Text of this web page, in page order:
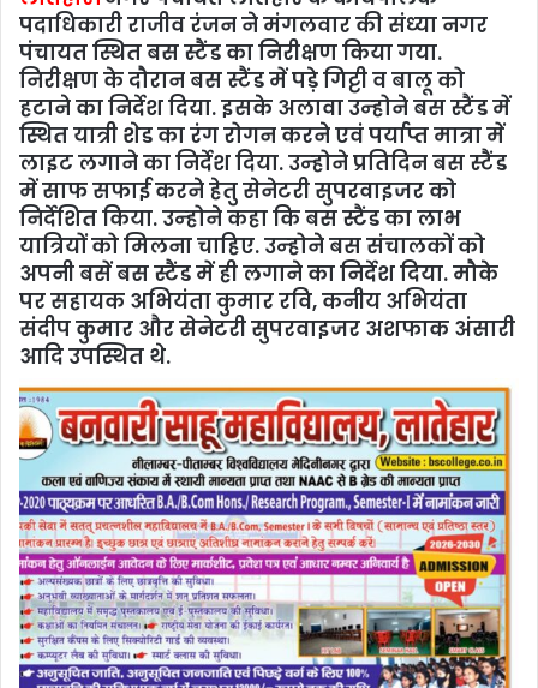
पदाधिकारी राजीव रंजन ने मंगलवार की संध्‍या नगर
पंचायत स्थित बस स्टैंड का निरीक्षण किया गया.
निरीक्षण के दौरान बस स्टैंड में पड़े गिट्टी व बालू को
हटाने का निर्देश दिया. इसके अलावा उन्‍होने बस स्टैंड में
स्थित यात्री शेड का रंग रोगन करने एवं पर्याप्त मात्रा में
लाइट लगाने का निर्देश दिया. उन्‍होने प्रतिदिन बस स्टैंड
में साफ सफाई करने हेतु सेनेटरी सुपरवाइजर को
निर्देशित किया. उन्‍होने कहा क‍ि बस स्‍टैंड का लाभ
यात्रियों को मिलना चाहिए. उन्‍होने बस संचालकों को
अपनी बसें बस स्‍टैंड में ही लगाने का निर्देश दिया. मौके
पर सहायक अभियंता कुमार रवि, कनीय अभियंता
संदीप कुमार और सेनेटरी सुपरवाइजर अशफाक अंसारी
आदि उपस्थित थे.